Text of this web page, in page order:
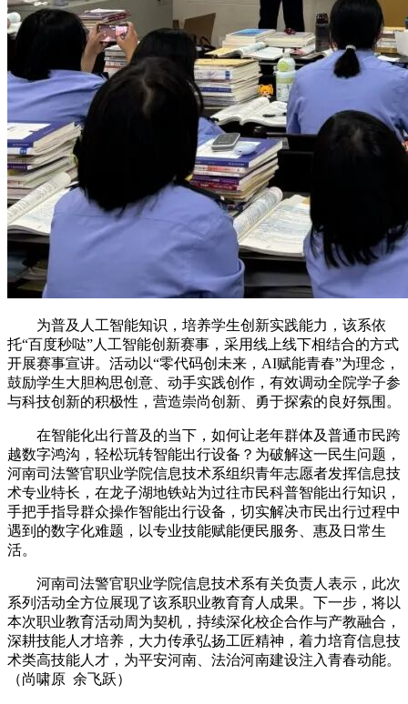
为普及人工智能知识，培养学生创新实践能力，该系依
托“百度秒哒”人工智能创新赛事，采用线上线下相结合的方式
开展赛事宣讲。活动以“零代码创未来，AI赋能青春”为理念，
鼓励学生大胆构思创意、动手实践创作，有效调动全院学子参
与科技创新的积极性，营造崇尚创新、勇于探索的良好氛围。
在智能化出行普及的当下，如何让老年群体及普通市民跨
越数字鸿沟，轻松玩转智能出行设备？为破解这一民生问题，
河南司法警官职业学院信息技术系组织青年志愿者发挥信息技
术专业特长，在龙子湖地铁站为过往市民科普智能出行知识，
手把手指导群众操作智能出行设备，切实解决市民出行过程中
遇到的数字化难题，以专业技能赋能便民服务、惠及日常生
活。
河南司法警官职业学院信息技术系有关负责人表示，此次
系列活动全方位展现了该系职业教育育人成果。下一步，将以
本次职业教育活动周为契机，持续深化校企合作与产教融合，
深耕技能人才培养，大力传承弘扬工匠精神，着力培育信息技
术类高技能人才， 为平安河南、法治河南建设注入青春动能。
（尚啸原 余飞跃）